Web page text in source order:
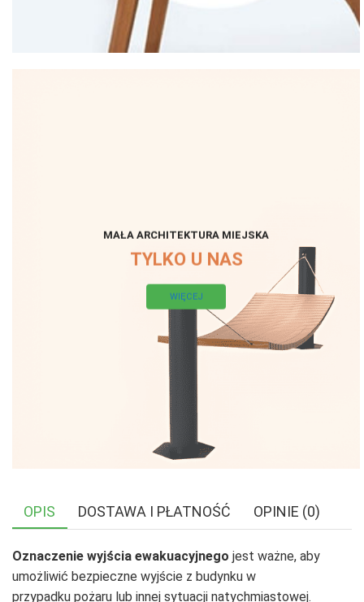
MAŁA ARCHITEKTURA MIEJSKA
TYLKO U NAS
WIĘCEJ
OPIS DOSTAWA I PŁATNOŚĆ OPINIE (0)
Oznaczenie wyjścia ewakuacyjnego jest ważne, aby
umożliwić bezpieczne wyjście z budynku w
przypadku pożaru lub innej sytuacji natychmiastowej.